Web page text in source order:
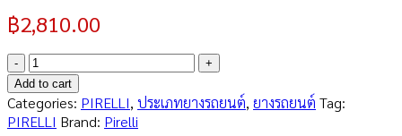
฿2,810.00
Cinturato
195/50R15
quantity
Add to cart
Categories: PIRELLI, ประเภทยางรถยนต์, ยางรถยนต์ Tag:
PIRELLI Brand: Pirelli